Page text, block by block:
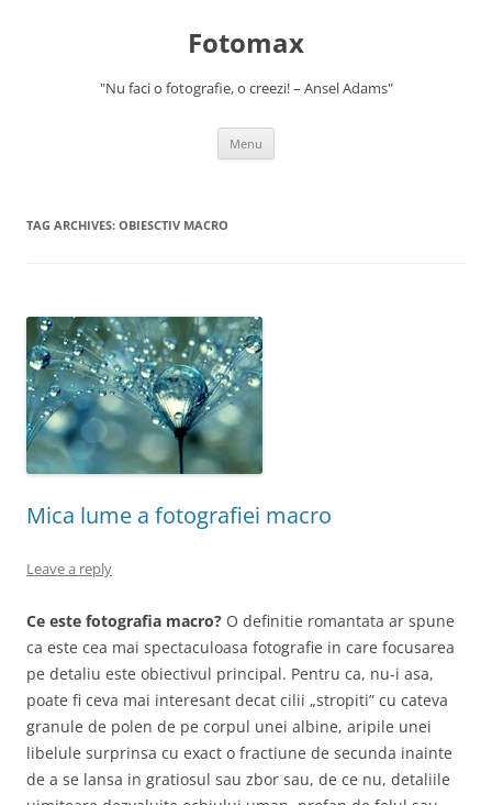
Fotomax
"Nu faci o fotografie, o creezi! – Ansel Adams"
Menu
TAG ARCHIVES: OBIESCTIV MACRO
Mica lume a fotografiei macro
Leave a reply
Ce este fotografia macro? O definitie romantata ar spune
ca este cea mai spectaculoasa fotografie in care focusarea
pe detaliu este obiectivul principal. Pentru ca, nu-i asa,
poate fi ceva mai interesant decat cilii „stropiti” cu cateva
granule de polen de pe corpul unei albine, aripile unei
libelule surprinsa cu exact o fractiune de secunda inainte
de a se lansa in gratiosul sau zbor sau, de ce nu, detaliile